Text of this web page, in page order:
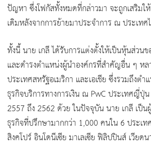
ปัญหา ซึ่งโฟกัสทั้งหมดที่กล่าวมา จะถูกเสริมใ
เดิมหลังจากการย้ายมาประจำการ ณ ประเทศ
ทั้งนี้ นาย เกลี ได้รับการแต่งตั้งให้เป็นหุ้นส่วน
และดำรงตำแหน่งผู้นำองค์กรที่สำคัญอื่น ๆ ห
ประเทศสหรัฐอเมริกา และเอเชีย ซึ่งรวมถึงต
ธุรกิจบริการทางการเงิน ณ PwC ประเทศญี่ปุ่
2557 ถึง 2562 ด้วย ในปัจจุบัน นาย เกลี เป็
ธุรกิจที่ปรึกษามากกว่า 1,000 คนใน 6 ประเ
สิงคโปร์ อินโดนีเซีย มาเลเซีย ฟิลิปปินส์ เวียด